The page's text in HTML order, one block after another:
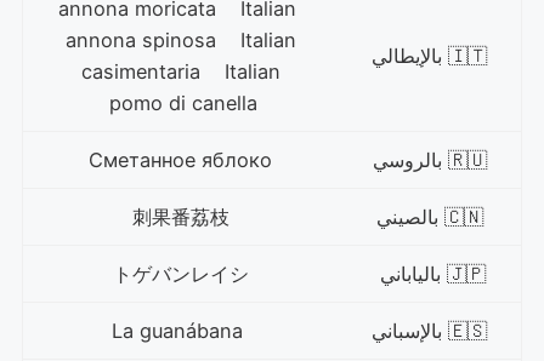
🇮🇹 بالإيطالي
annona spinosa Italian
casimentaria Italian
pomo di canella
🇷🇺 بالروسي
🇨🇳 بالصيني
🇯🇵 بالياباني
🇪🇸 بالإسباني